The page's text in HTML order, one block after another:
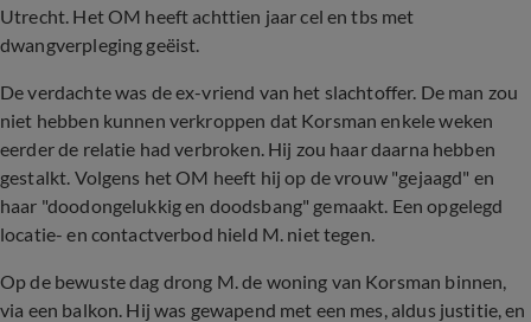
Utrecht. Het OM heeft achttien jaar cel en tbs met
dwangverpleging geëist.
De verdachte was de ex-vriend van het slachtoffer. De man zou
niet hebben kunnen verkroppen dat Korsman enkele weken
eerder de relatie had verbroken. Hij zou haar daarna hebben
gestalkt. Volgens het OM heeft hij op de vrouw "gejaagd" en
haar "doodongelukkig en doodsbang" gemaakt. Een opgelegd
locatie- en contactverbod hield M. niet tegen.
Op de bewuste dag drong M. de woning van Korsman binnen,
via een balkon. Hij was gewapend met een mes, aldus justitie, en